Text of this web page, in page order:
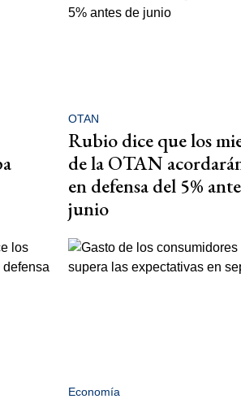
OTAN
Rubio dice que los
de la OTAN
en defensa del 5%
junio
Economía